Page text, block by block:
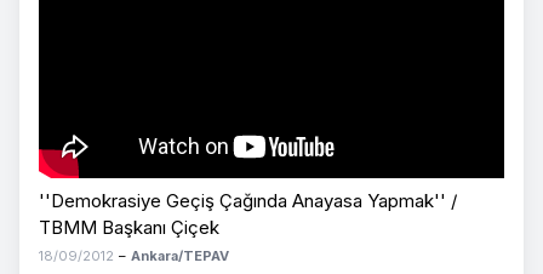
''Demokrasiye Geçiş Çağında Anayasa Yapmak'' /
TBMM Başkanı Çiçek
18/09/2012 – Ankara/TEPAV